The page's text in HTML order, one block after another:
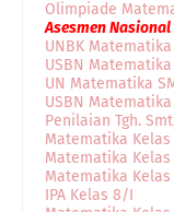
Olimpiade
Asesmen Nasional
UNBK Matematika
USBN Matematika
UN Matematika
USBN Matematika
Penilaian Tgh.
Matematika
Matematika
Matematika Kelas
IPA Kelas 8/I